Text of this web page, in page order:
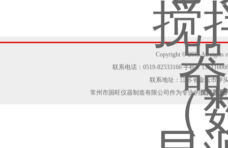
Copyright © 2015 All rights
联系电话：0519-82533166 手机：
联系地址：江苏省金坛市岸
常州市国旺仪器制造有限公司作为专业的搅拌器系